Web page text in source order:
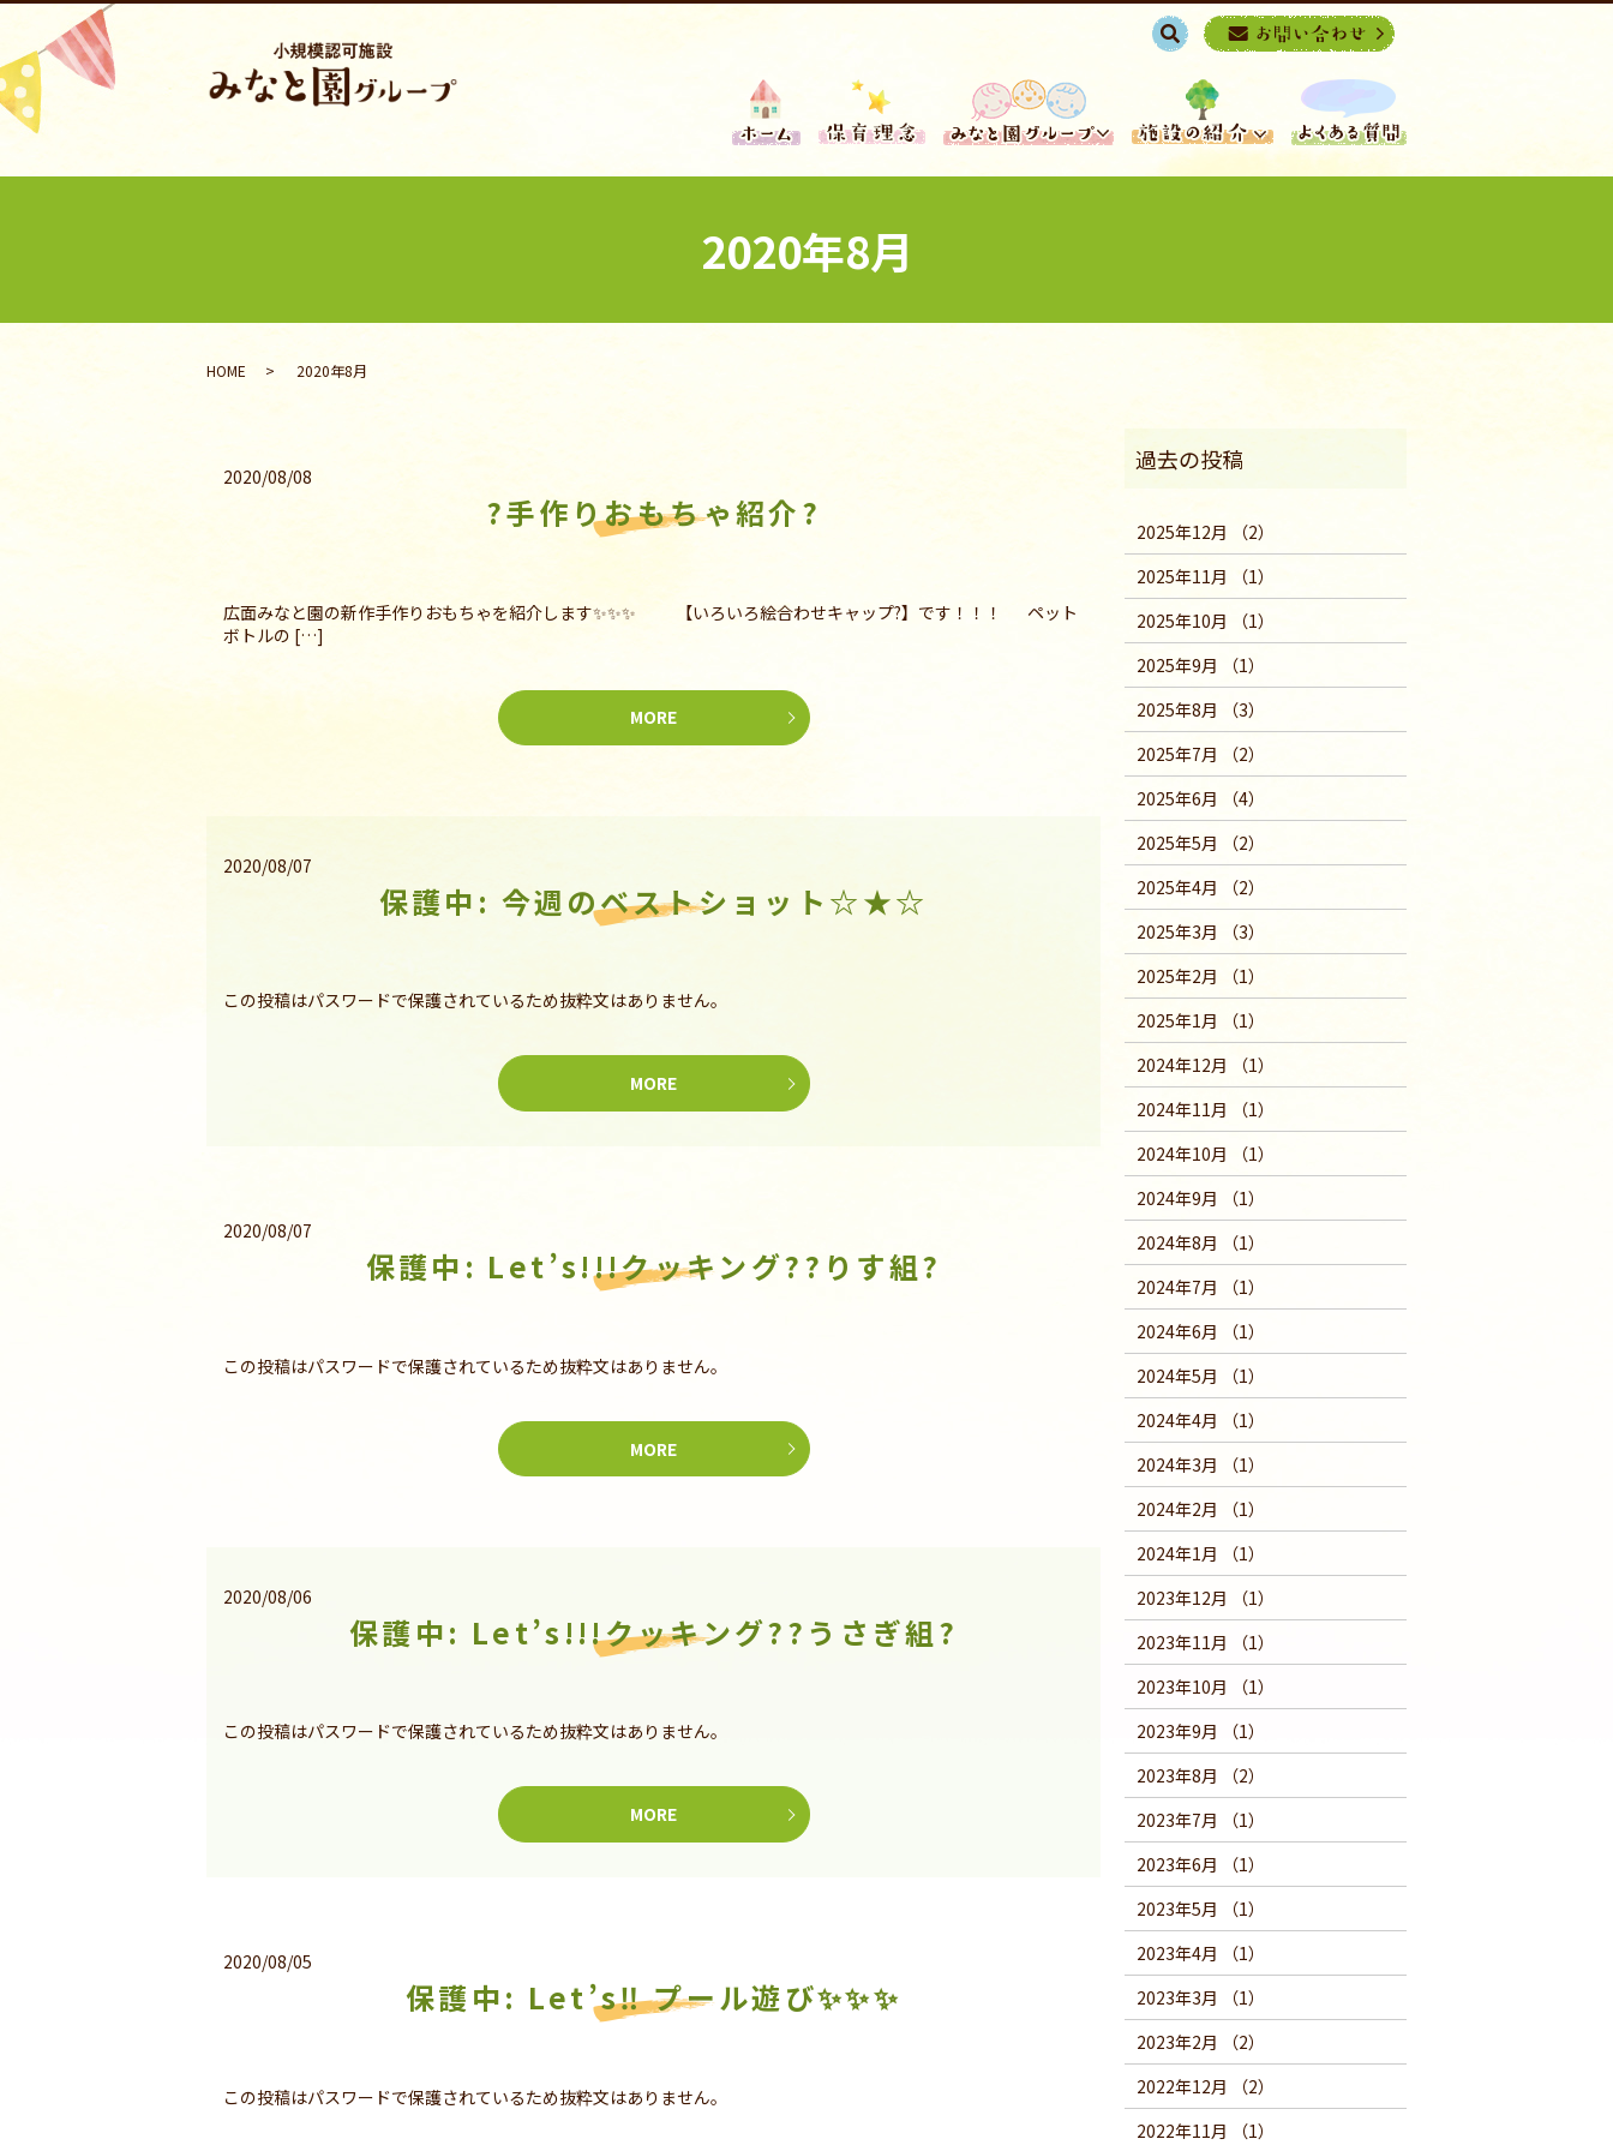
search
2020年8月
HOME 2020年8月
2020/08/08
?手作りおもちゃ紹介?
広面みなと園の新作手作りおもちゃを紹介します✨✨✨ 【いろいろ絵合わせキャップ?】です！！！ ペット
ボトルの […]
MORE
2020/08/07
保護中: 今週のベストショット☆★☆
この投稿はパスワードで保護されているため抜粋文はありません。
MORE
2020/08/07
保護中: Let’s!!!クッキング??りす組?
この投稿はパスワードで保護されているため抜粋文はありません。
MORE
2020/08/06
保護中: Let’s!!!クッキング??うさぎ組?
この投稿はパスワードで保護されているため抜粋文はありません。
MORE
2020/08/05
保護中: Let’s‼ プール遊び✨✨✨
この投稿はパスワードで保護されているため抜粋文はありません。
2025年12月 （2）
2025年11月 （1）
2025年10月 （1）
2025年9月 （1）
2025年8月 （3）
2025年7月 （2）
2025年6月 （4）
2025年5月 （2）
2025年4月 （2）
2025年3月 （3）
2025年2月 （1）
2025年1月 （1）
2024年12月 （1）
2024年11月 （1）
2024年10月 （1）
2024年9月 （1）
2024年8月 （1）
2024年7月 （1）
2024年6月 （1）
2024年5月 （1）
2024年4月 （1）
2024年3月 （1）
2024年2月 （1）
2024年1月 （1）
2023年12月 （1）
2023年11月 （1）
2023年10月 （1）
2023年9月 （1）
2023年8月 （2）
2023年7月 （1）
2023年6月 （1）
2023年5月 （1）
2023年4月 （1）
2023年3月 （1）
2023年2月 （2）
2022年12月 （2）
2022年11月 （1）